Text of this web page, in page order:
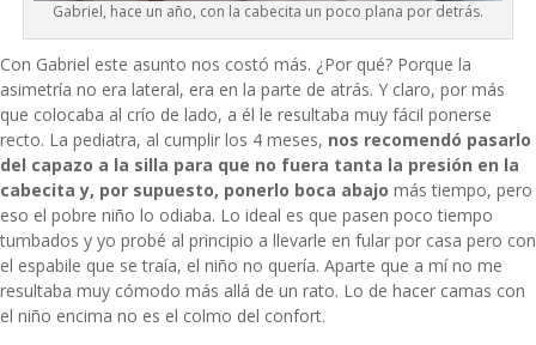
Gabriel, hace un año, con la cabecita un poco plana por detrás.
Con Gabriel este asunto nos costó más. ¿Por qué? Porque la
asimetría no era lateral, era en la parte de atrás. Y claro, por más
que colocaba al crío de lado, a él le resultaba muy fácil ponerse
recto. La pediatra, al cumplir los 4 meses, nos recomendó pasarlo
del capazo a la silla para que no fuera tanta la presión en la
cabecita y, por supuesto, ponerlo boca abajo más tiempo, pero
eso el pobre niño lo odiaba. Lo ideal es que pasen poco tiempo
tumbados y yo probé al principio a llevarle en fular por casa pero con
el espabile que se traía, el niño no quería. Aparte que a mí no me
resultaba muy cómodo más allá de un rato. Lo de hacer camas con
el niño encima no es el colmo del confort.